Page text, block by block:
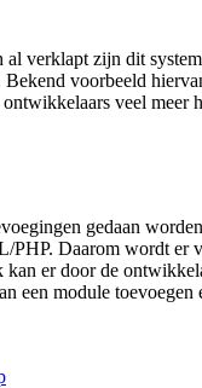
verklapt zijn dit
voorbeeld
veel
gedaan
Daarom wordt
er door de
een module toevoegen